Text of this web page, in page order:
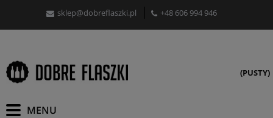
sklep@dobreflaszki.pl +48 606 994 946
(PUSTY)